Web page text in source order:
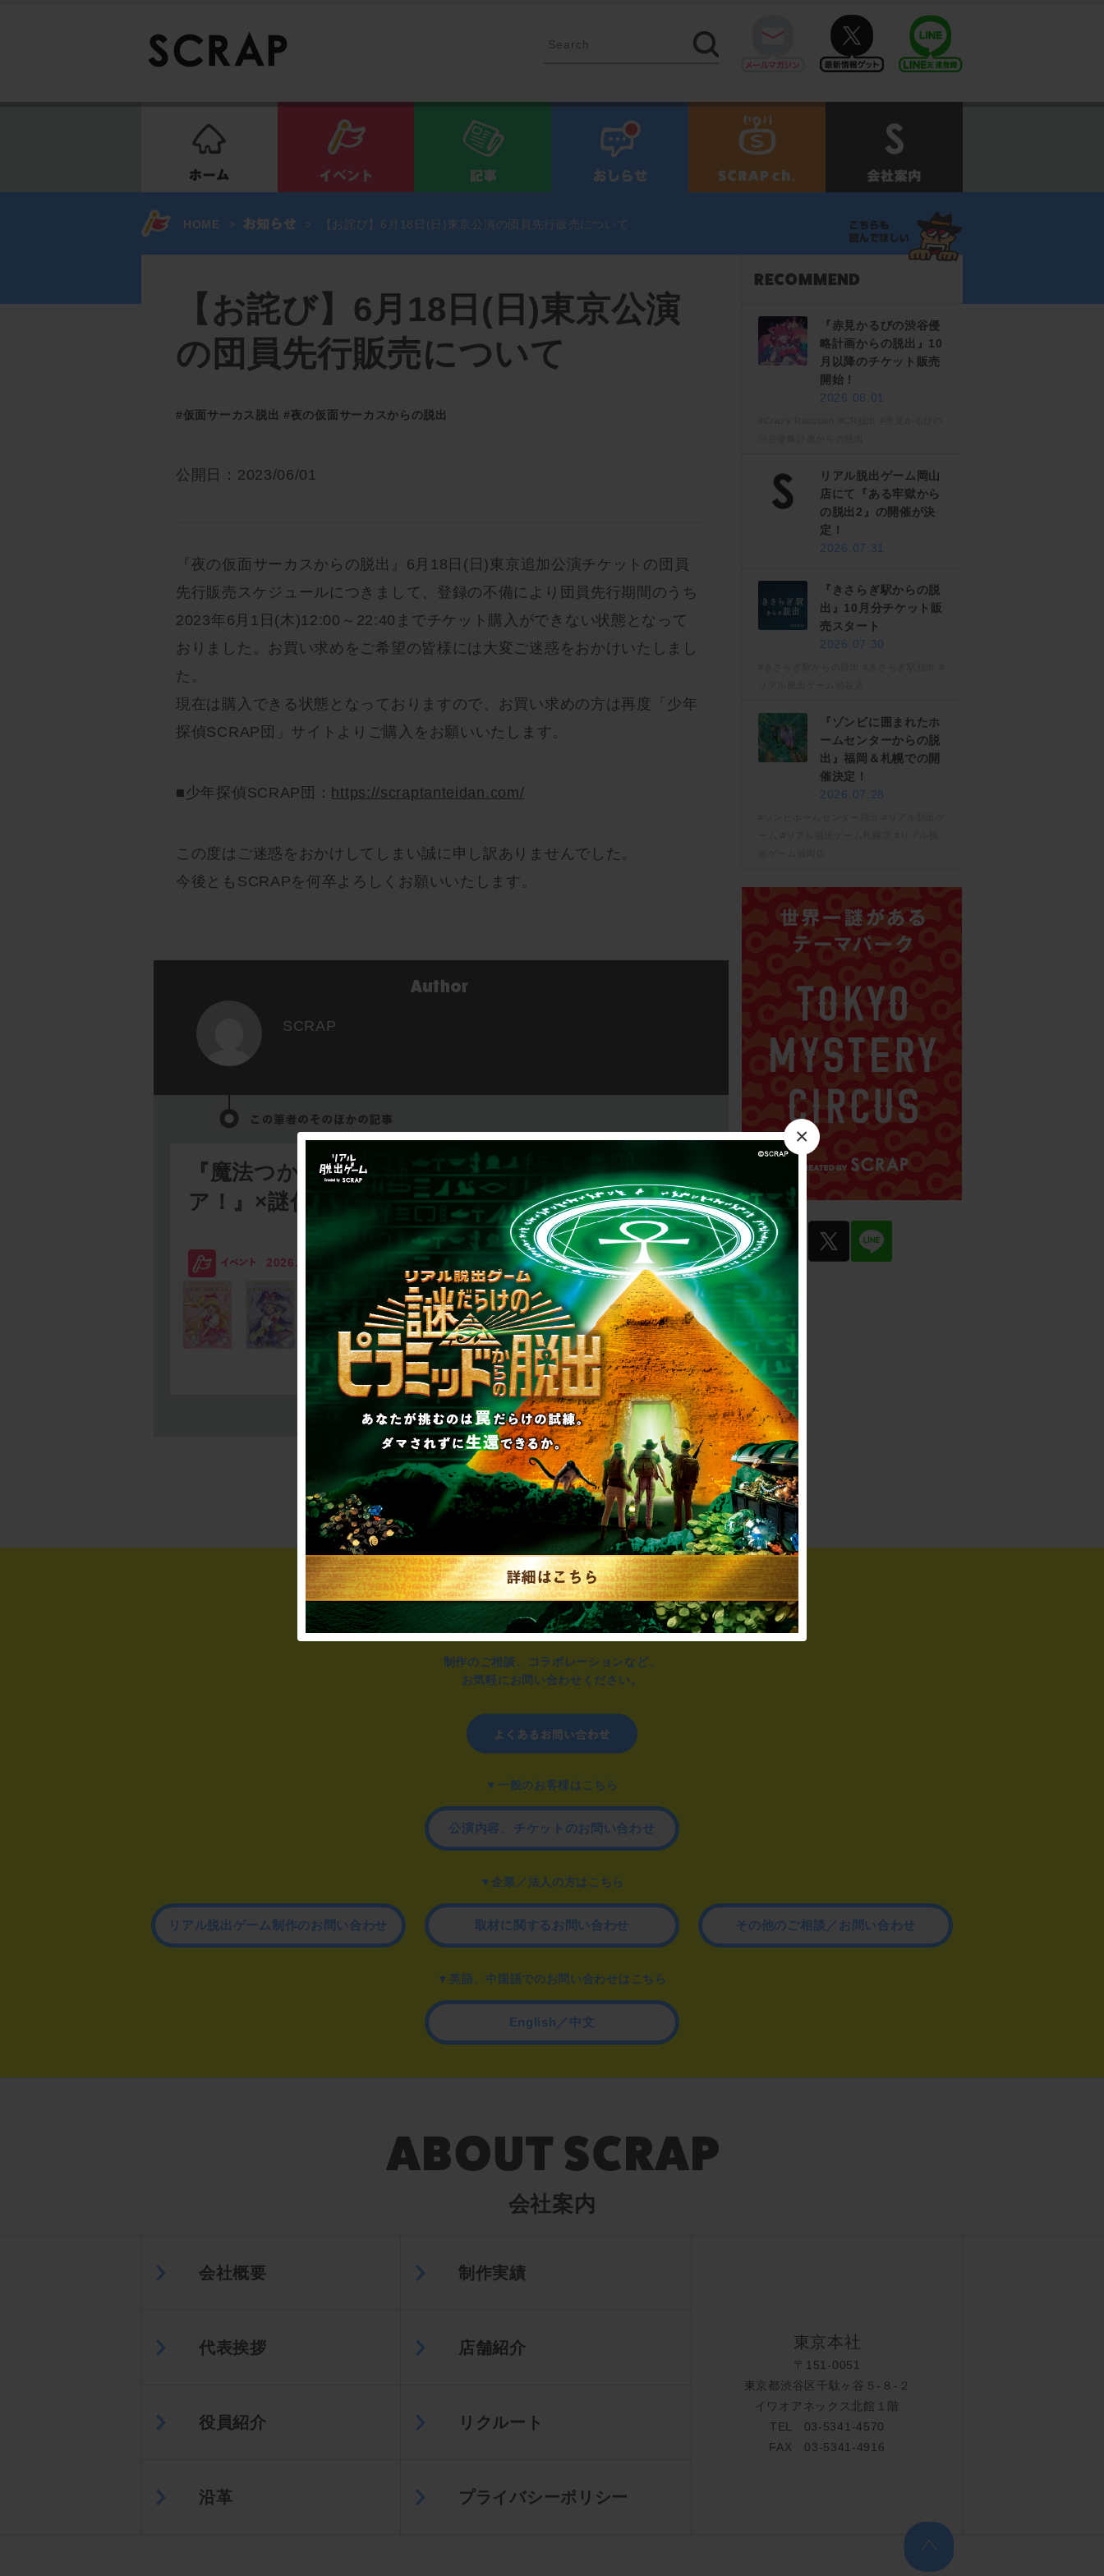
×
twitter
HOME > > 【お詫び】6月18日(日)東京公演の団員先行販売について
【お詫び】6月18日(日)東京公演
の団員先行販売について
#仮面サーカス脱出 #夜の仮面サーカスからの脱出
公開日：2023/06/01
『夜の仮面サーカスからの脱出』6月18日(日)東京追加公演チケットの団員
先行販売スケジュールにつきまして、登録の不備により団員先行期間のうち
2023年6月1日(木)12:00～22:40までチケット購入ができない状態となって
おりました。お買い求めをご希望の皆様には大変ご迷惑をおかけいたしまし
た。
現在は購入できる状態となっておりますので、お買い求めの方は再度「少年
探偵SCRAP団」サイトよりご購入をお願いいたします。
■少年探偵SCRAP団： https://scraptanteidan.com/
この度はご迷惑をおかけしてしまい誠に申し訳ありませんでした。
今後ともSCRAPを何卒よろしくお願いいたします。
SCRAP
『魔法つかいプリキュ
ア！』×謎付きクリ…
2026.08.03
【2026年7月】告知解
禁された新作一…
2026.07.31SCRAP
#告知解禁された新作一覧
『赤見かるびの渋谷侵
略計画からの脱出』10
月以降のチケット販売
開始！
2026.08.01
リアル脱出ゲーム岡山
店にて『ある牢獄から
の脱出2』の開催が決
定！
2026.07.31
『きさらぎ駅からの脱
出』10月分チケット販
売スタート
2026.07.30
『ゾンビに囲まれたホ
ームセンターからの脱
出』福岡＆札幌での開
催決定！
2026.07.28
facebook twitter
制作のご相談、コラボレーションなど、
お気軽にお問い合わせください。
▼一般のお客様はこちら
公演内容、チケットのお問い合わせ
▼企業／法人の方はこちら
リアル脱出ゲーム制作のお問い合わせ 取材に関するお問い合わせ その他のご相談／お問い合わせ
▼英語、中国語でのお問い合わせはこちら
English／中文
会社案内
会社概要 制作実績
代表挨拶 店舗紹介
役員紹介 リクルート
沿革 プライバシーポリシー
東京本社
〒151-0051
東京都渋谷区千駄ヶ谷５-８-２
イワオアネックス北館１階
TEL 03-5341-4570
FAX 03-5341-4916